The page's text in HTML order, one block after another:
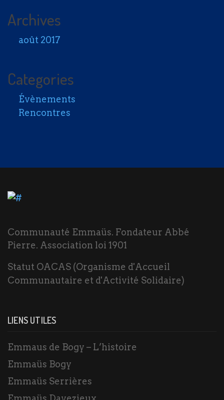
Archives
août 2017
Categories
Évènements
Rencontres
Communauté Emmaüs. Fondateur Abbé
Pierre. Association loi 1901
Statut OACAS (Organisme d'Accueil
Communautaire et d'Activité Solidaire)
LIENS UTILES
Emmaus de Bogy – L’histoire
Emmaüs Bogy
Emmaüs Serrières